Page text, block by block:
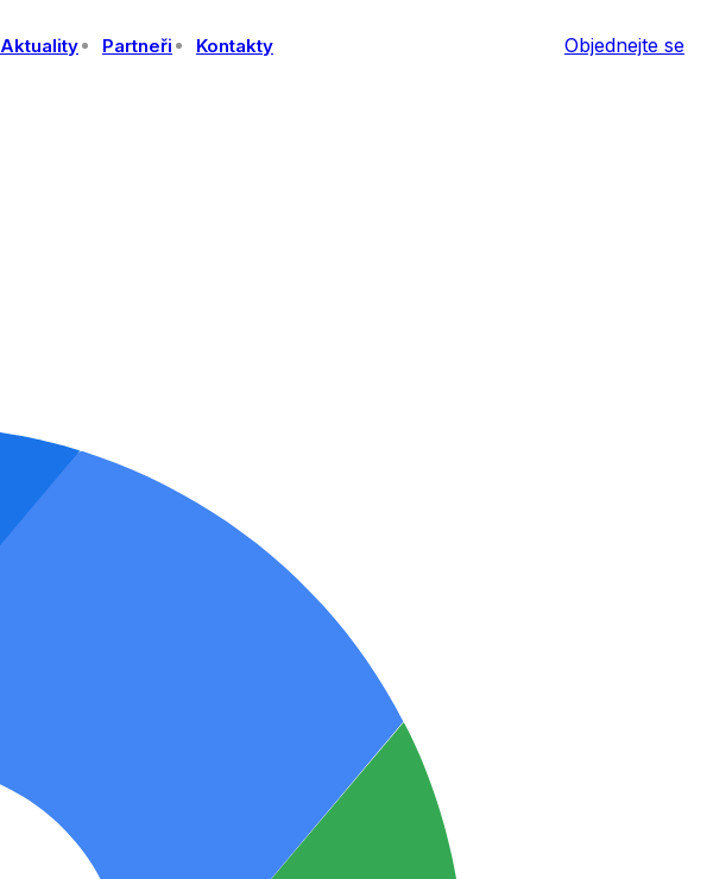
Aktuality Partneři Kontakty Objednejte se